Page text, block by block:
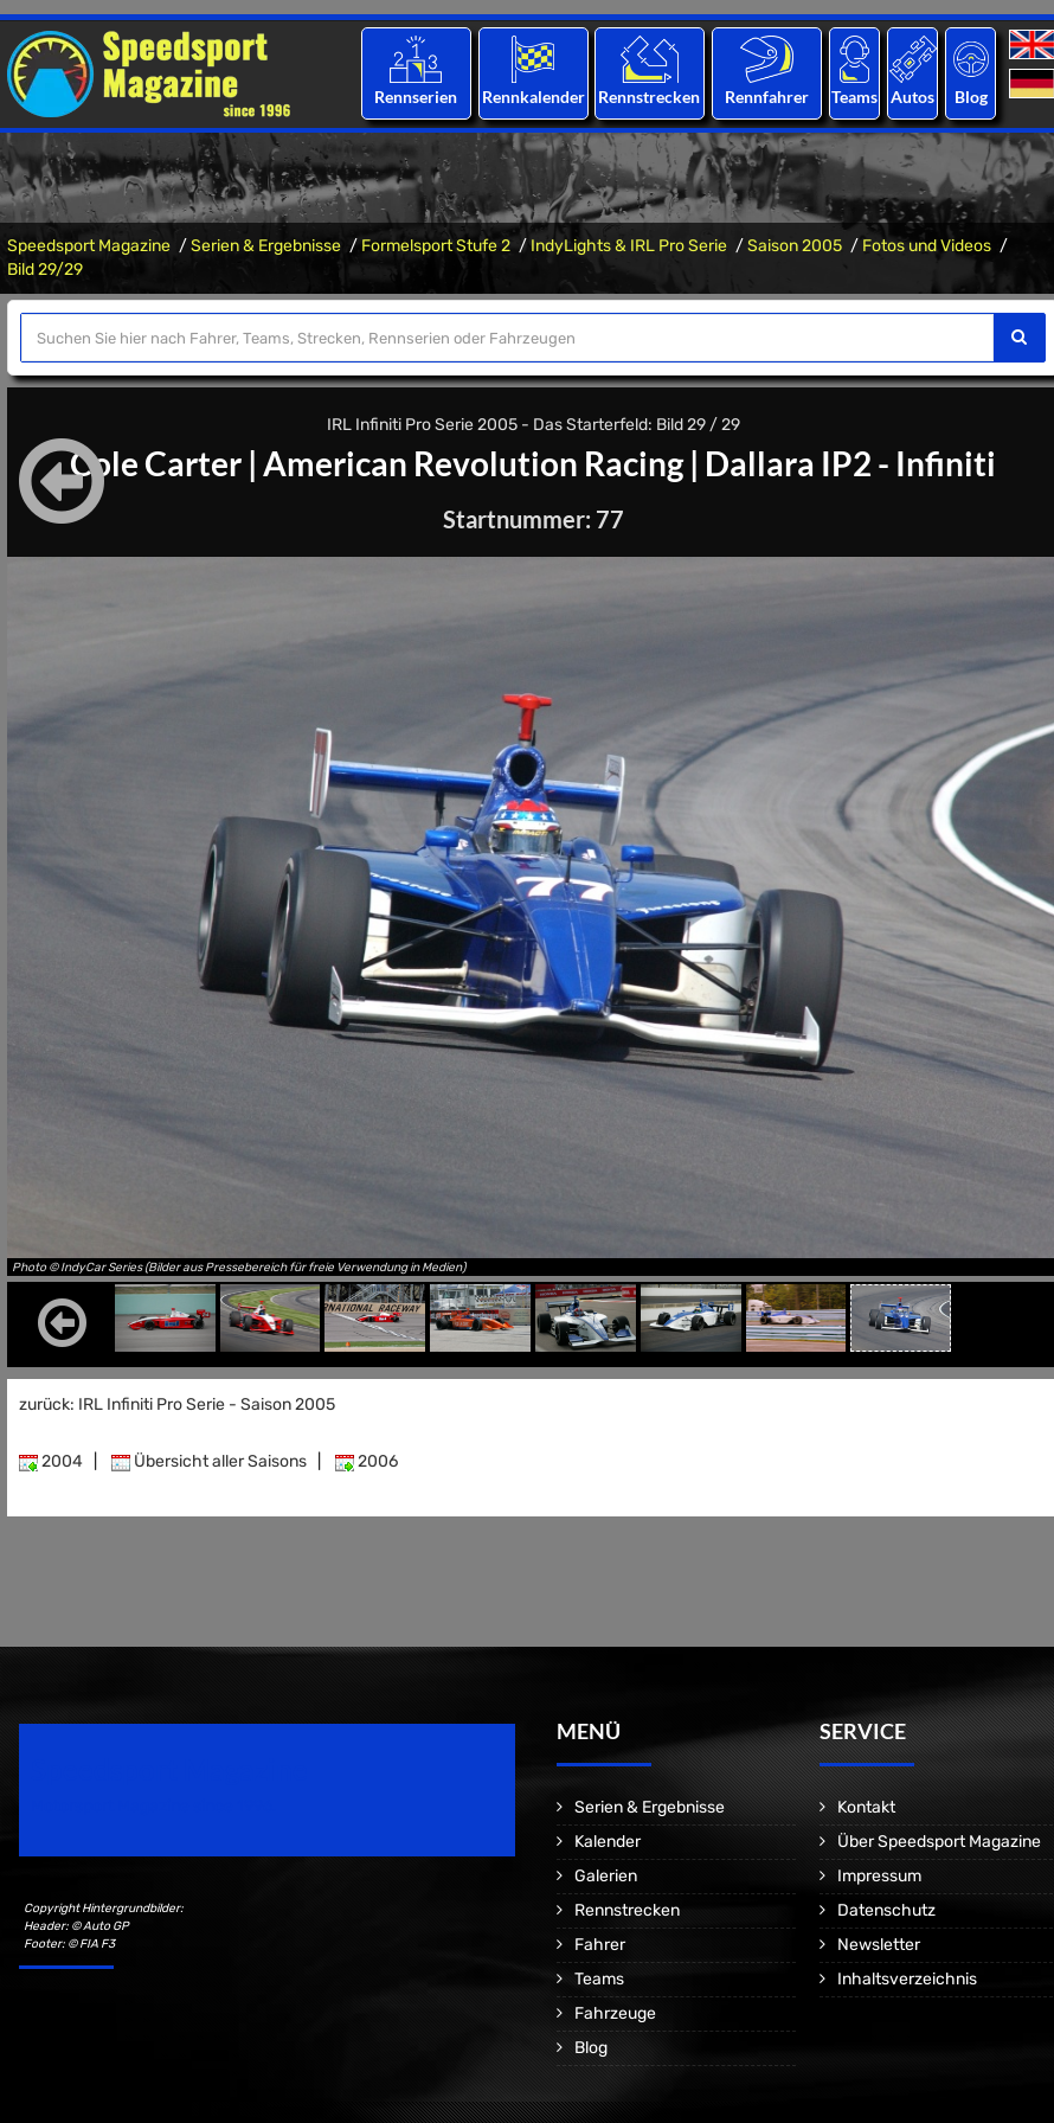
Rennserien Rennkalender Rennstrecken Rennfahrer Teams Autos Blog
Speedsport Magazine Serien & Ergebnisse Formelsport Stufe 2 IndyLights & IRL Pro Serie Saison 2005
Fotos und Videos
Bild 29/29
IRL Infiniti Pro Serie 2005 - Das Starterfeld: Bild 29 / 29
Cole Carter | American Revolution Racing| Dallara IP2 - Infiniti
Startnummer: 77
Photo © IndyCar Series (Bilder aus Pressebereich für freie Verwendung in Medien)
zurück: IRL Infiniti Pro Serie - Saison 2005
2004 Übersicht aller Saisons 2006
Copyright Hintergrundbilder:
Header: © Auto GP
Footer: © FIA F3
MENÜ
Serien & Ergebnisse
Kalender
Galerien
Rennstrecken
Fahrer
Teams
Fahrzeuge
Blog
SERVICE
Kontakt
Über Speedsport Magazine
Impressum
Datenschutz
Newsletter
Inhaltsverzeichnis